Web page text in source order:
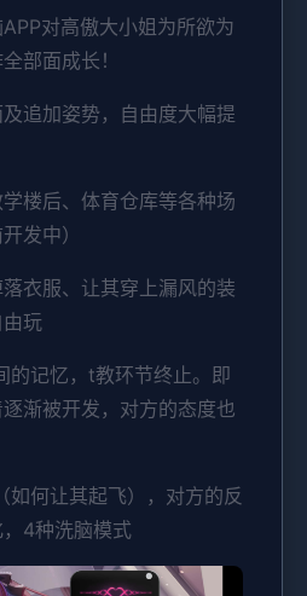
对高傲大小姐为所欲为
部面成长！
追加姿势，自由度大幅提
楼后、体育仓库等各种场
发中）
衣服、让其穿上漏风的装
玩
的记忆，t教环节终止。即
渐被开发，对方的态度也
如何让其起飞），对方的反
4种洗脑模式